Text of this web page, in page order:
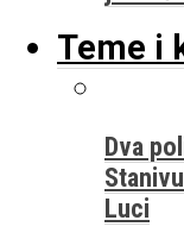
Teme i
Dva
Luci